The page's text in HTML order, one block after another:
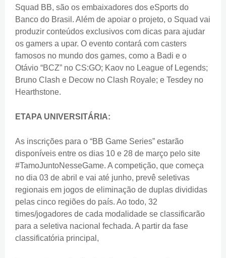
Squad BB, são os embaixadores dos eSports do
Banco do Brasil. Além de apoiar o projeto, o Squad vai
produzir conteúdos exclusivos com dicas para ajudar
os gamers a upar. O evento contará com casters
famosos no mundo dos games, como a Badi e o
Otávio “BCZ” no CS:GO; Kaov no League of Legends;
Bruno Clash e Decow no Clash Royale; e Tesdey no
Hearthstone.
ETAPA UNIVERSITÁRIA:
As inscrições para o “BB Game Series” estarão
disponíveis entre os dias 10 e 28 de março pelo site
#TamoJuntoNesseGame. A competição, que começa
no dia 03 de abril e vai até junho, prevê seletivas
regionais em jogos de eliminação de duplas divididas
pelas cinco regiões do país. Ao todo, 32
times/jogadores de cada modalidade se classificarão
para a seletiva nacional fechada. A partir da fase
classificatória principal,